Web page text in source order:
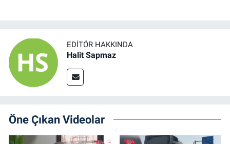
EDITÖR HAKKINDA
Halit Sapmaz
Öne Çıkan Videolar